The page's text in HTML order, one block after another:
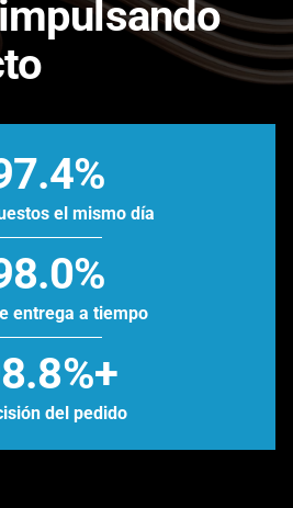
el mismo día
entrega a tiempo
del pedido